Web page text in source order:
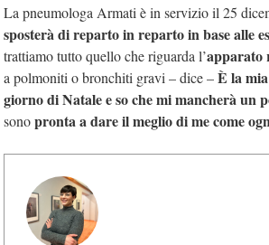
La pneumologa Armati è in servizio il 25
sposterà di reparto in reparto in base alle
trattiamo tutto quello che riguarda l’apparato
a polmoniti o bronchiti gravi – dice –È la
giorno di Natale e so che mi mancherà un
sonopronta a dare il meglio di me come